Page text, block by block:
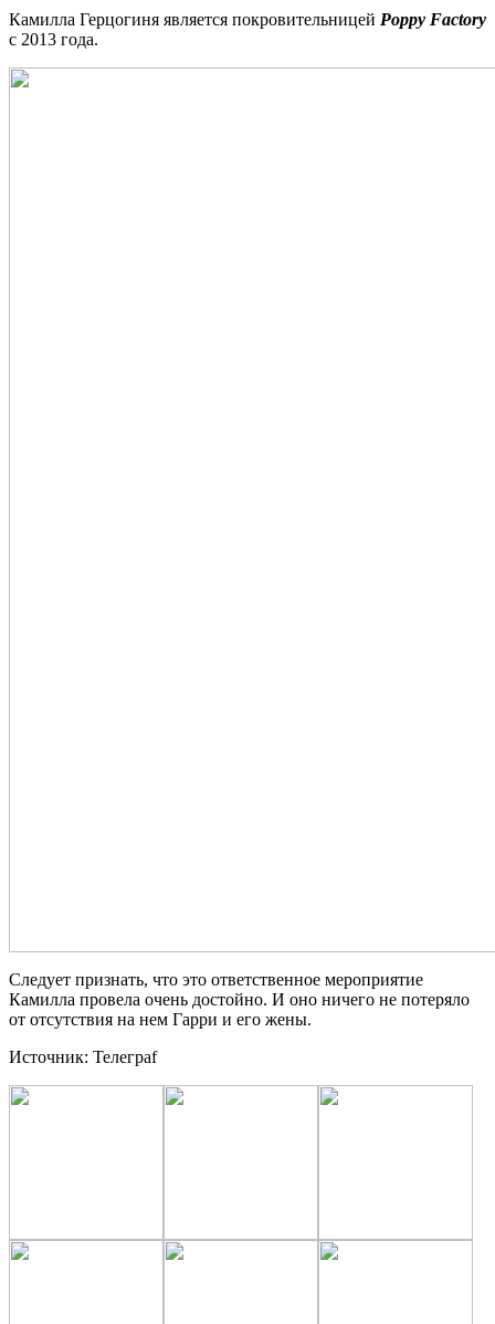
Камилла Герцогиня является покровительницей Poppy Factory
с 2013 года.
Следует признать, что это ответственное мероприятие
Камилла провела очень достойно. И оно ничего не потеряло
от отсутствия на нем Гарри и его жены.
Источник: Телеграf